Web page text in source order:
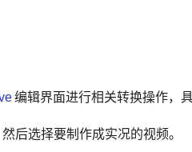
编辑界面进行相关转换操作，
后选择要制作成实况的视频。